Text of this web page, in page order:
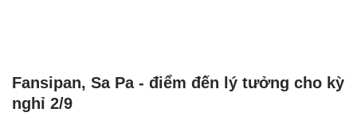
Fansipan, Sa Pa - điểm đến lý tưởng cho kỳ
nghỉ 2/9